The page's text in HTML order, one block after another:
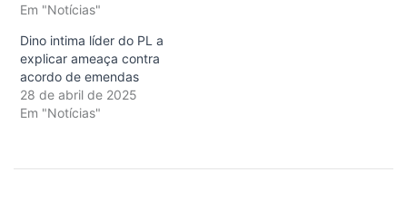
Em "Notícias"
Dino intima líder do PL a
explicar ameaça contra
acordo de emendas
28 de abril de 2025
Em "Notícias"